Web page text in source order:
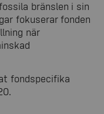
bränslen i sin
fokuserar fonden
när
fondspecifika